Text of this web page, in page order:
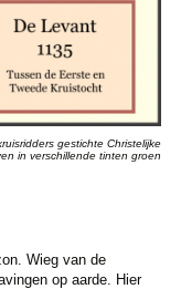
gestichte Christelijke
in verschillende tinten groen
Wieg van de
op aarde. Hier